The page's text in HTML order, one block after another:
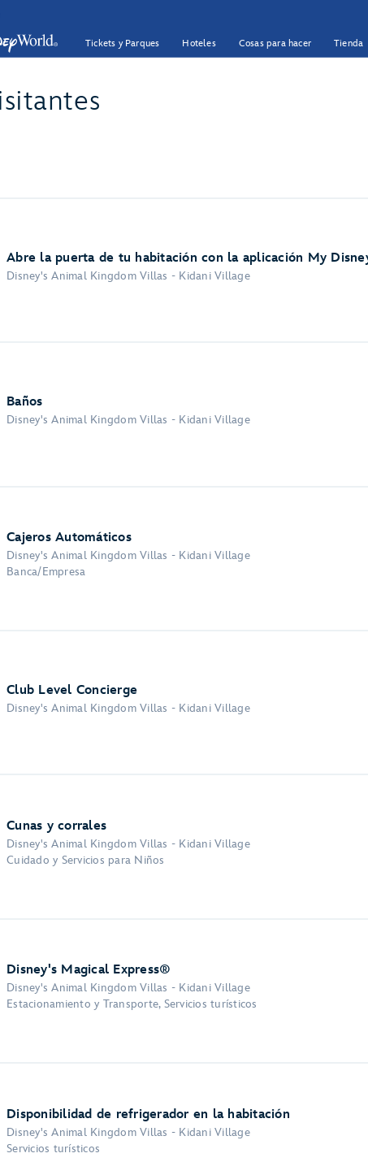
Tickets y Parques Hoteles Cosas para hacer Tienda
Abre la puerta de tu habitación con la aplicación My
Disney's Animal Kingdom Villas - Kidani Village
Baños
Disney's Animal Kingdom Villas - Kidani Village
Cajeros Automáticos
Disney's Animal Kingdom Villas - Kidani Village
Banca/Empresa
Club Level Concierge
Disney's Animal Kingdom Villas - Kidani Village
Cunas y corrales
Disney's Animal Kingdom Villas - Kidani Village
Cuidado y Servicios para Niños
Disney's Magical Express®
Disney's Animal Kingdom Villas - Kidani Village
Estacionamiento y Transporte, Servicios turísticos
Disponibilidad de refrigerador en la habitación
Disney's Animal Kingdom Villas - Kidani Village
Servicios turísticos